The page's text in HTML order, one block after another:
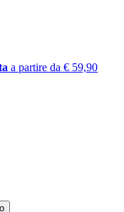
a partire da € 59,90